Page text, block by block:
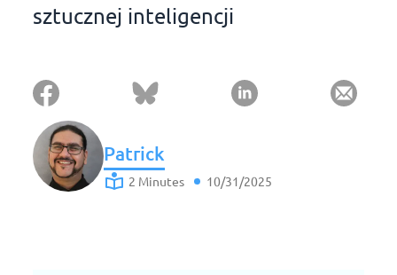
sztucznej inteligencji
Patrick
2 Minutes 10/31/2025